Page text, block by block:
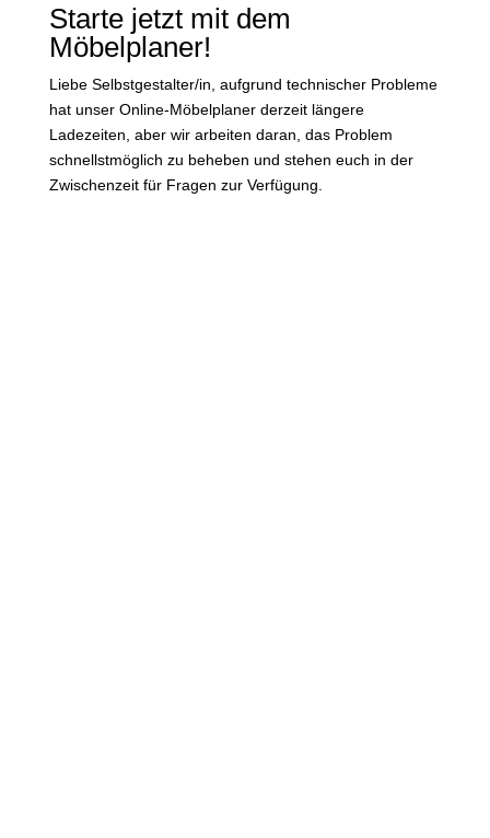
Starte jetzt mit dem
Möbelplaner!
Liebe Selbstgestalter/in, aufgrund technischer Probleme
hat unser Online-Möbelplaner derzeit längere
Ladezeiten, aber wir arbeiten daran, das Problem
schnellstmöglich zu beheben und stehen euch in der
Zwischenzeit für Fragen zur Verfügung.